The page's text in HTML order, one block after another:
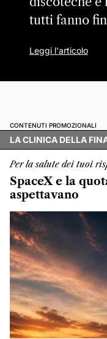
tutti fanno
Leggi l'articolo
CONTENUTI PROMOZIONALI
LA CLINICA DELLA
Per la salute dei tuoi
SpaceX e la
aspettavano